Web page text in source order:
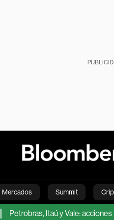
Mercados Summit
Economía Estilo de
Itaú y Vale: acciones